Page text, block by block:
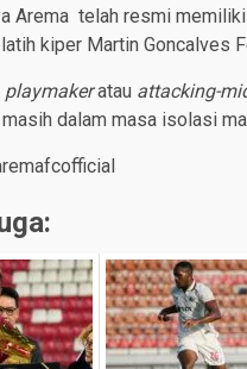
Arema telah resmi
kiper Martin Goncalves
playmakeratau attacking-
dalam masa isolasi